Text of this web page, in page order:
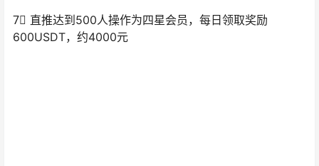
7⃣ 直推达到500人操作为四星会员，每日领取奖励
600USDT，约4000元